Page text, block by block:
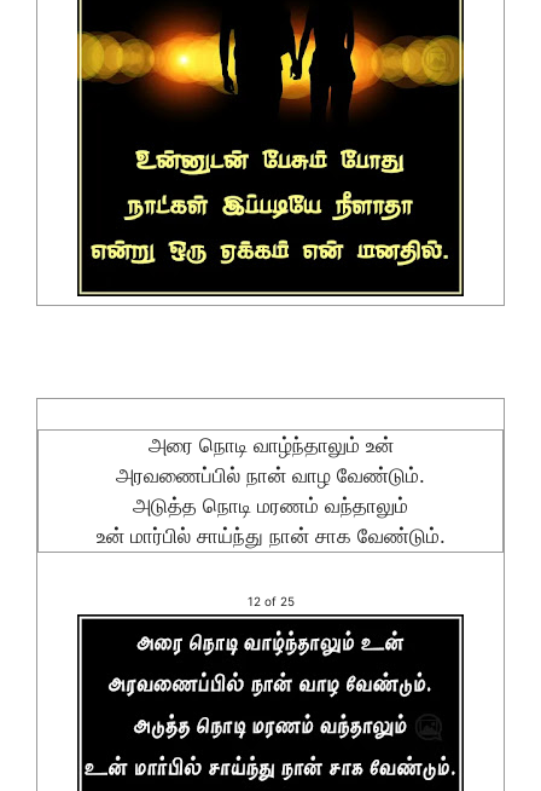
அரை நொடி வாழ்ந்தாலும் உன்
அரவணைப்பில் நான் வாழ வேண்டும்.
அடுத்த நொடி மரணம் வந்தாலும்
உன் மார்பில் சாய்ந்து நான் சாக வேண்டும்.
12 of 25